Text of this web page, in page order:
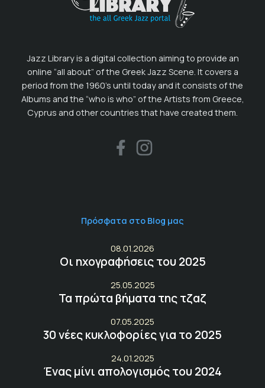
Jazz Library is a digital collection aiming to provide an
online “all about” of the Greek Jazz Scene. It covers a
period from the 1960’s until today and it consists of the
Albums and the “who is who” of the Artists from Greece,
Cyprus and other countries that have created them.
Πρόσφατα στο Blog μας
08.01.2026
Οι ηχογραφήσεις του 2025
25.05.2025
Τα πρώτα βήματα της τζαζ
07.05.2025
30 νέες κυκλοφορίες για το 2025
24.01.2025
Ένας μίνι απολογισμός του 2024